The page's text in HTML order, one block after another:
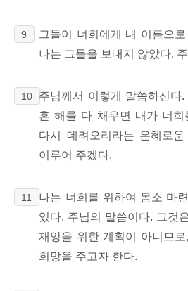
9
그들이 너희에게 내 이름으
나는 그들을 보내지 않았다.
10
주님께서 이렇게 말씀하신다
흔 해를 다 채우면 내가 너희
다시 데려오리라는 은혜로
이루어 주겠다.
11
나는 너희를 위하여 몸소 마
있다. 주님의 말씀이다. 그것
재앙을 위한 계획이 아니므
희망을 주고자 한다.